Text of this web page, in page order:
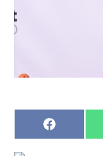
Share
on